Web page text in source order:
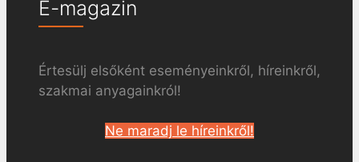
E-magazin
Értesülj elsőként eseményeinkről, híreinkről,
szakmai anyagainkról!
Ne maradj le híreinkről!